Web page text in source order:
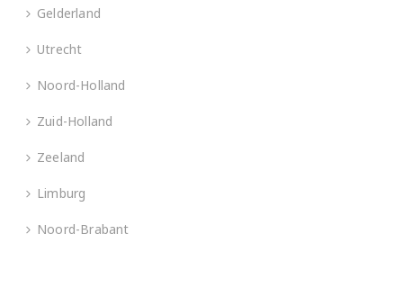
Gelderland
Utrecht
Noord-Holland
Zuid-Holland
Zeeland
Limburg
Noord-Brabant